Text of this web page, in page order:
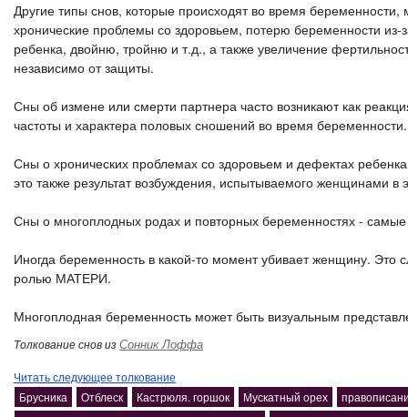
Другие типы снов, которые происходят во время
хронические проблемы со здоровьем, потерю беременности
ребенка, двойню, тройню и т.д., а также увеличение
независимо от защиты.
Сны об измене или смерти партнера часто возникают как
частоты и характера половых сношений во время беременности.
Сны о хронических проблемах со здоровьем и дефектах
это также результат возбуждения, испытываемого женщинами в
Сны о многоплодных родах и повторных беременностях -
Иногда беременность в какой-то момент убивает женщину. Это
ролью МАТЕРИ.
Многоплодная беременность может быть визуальным
Толкование снов изСонник Лоффа
Читать следующее толкование
Брусника
Отблеск Кастрюля. горшок Мускатный орех